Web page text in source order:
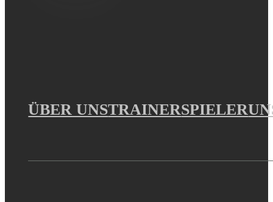
ÜBER UNSTRAINERSPIELER